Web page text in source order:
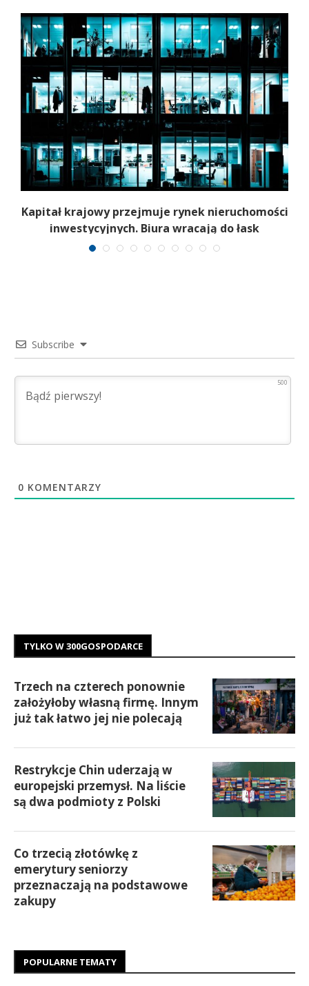
Kapitał krajowy przejmuje rynek nieruchomości
inwestycyjnych. Biura wracają do łask
Subscribe
500
0 KOMENTARZY
TYLKO W 300GOSPODARCE
Trzech na czterech ponownie
założyłoby własną firmę. Innym
już tak łatwo jej nie polecają
Restrykcje Chin uderzają w
europejski przemysł. Na liście
są dwa podmioty z Polski
Co trzecią złotówkę z
emerytury seniorzy
przeznaczają na podstawowe
zakupy
POPULARNE TEMATY